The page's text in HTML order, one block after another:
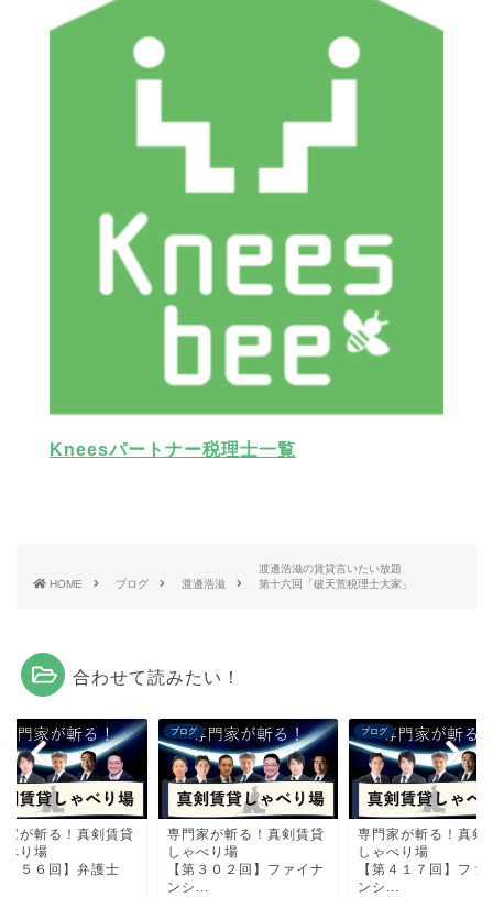
Kneesパートナー税理士一覧
HOME ブログ 渡邊浩滋
渡邊浩滋の賃貸言いたい放題
第十六回「破天荒税理士大家」
合わせて読みたい！
家が斬る！真剣賃貸
べり場
４５６回】弁護士
ブログ
専門家が斬る！真剣賃貸
しゃべり場
【第３０２回】ファイナ
ンシ...
ブログ
専門家が斬る！真剣
しゃべり場
【第４１７回】ファ
ンシ...